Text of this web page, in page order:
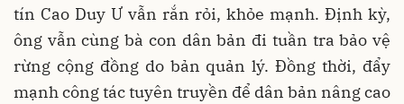
tín Cao Duy Ư vẫn rắn rỏi, khỏe mạnh. Định kỳ,
ông vẫn cùng bà con dân bản đi tuần tra bảo vệ
rừng cộng đồng do bản quản lý. Đồng thời, đẩy
mạnh công tác tuyên truyền để dân bản nâng cao